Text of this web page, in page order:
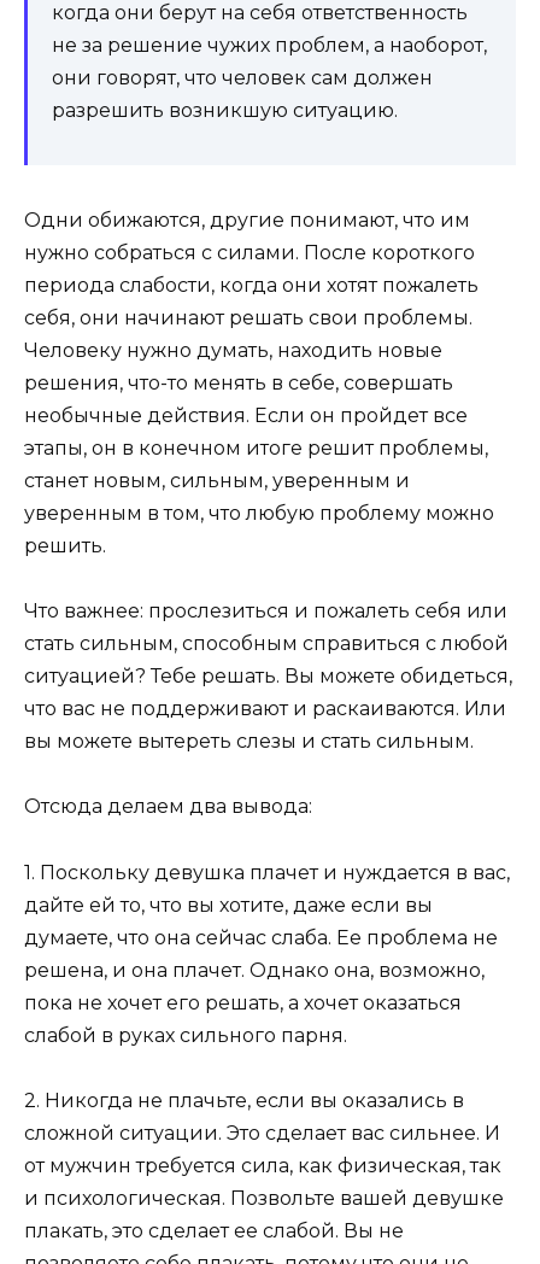
когда они берут на себя ответственность
не за решение чужих проблем, а наоборот,
они говорят, что человек сам должен
разрешить возникшую ситуацию.
Одни обижаются, другие понимают, что им
нужно собраться с силами. После короткого
периода слабости, когда они хотят пожалеть
себя, они начинают решать свои проблемы.
Человеку нужно думать, находить новые
решения, что-то менять в себе, совершать
необычные действия. Если он пройдет все
этапы, он в конечном итоге решит проблемы,
станет новым, сильным, уверенным и
уверенным в том, что любую проблему можно
решить.
Что важнее: прослезиться и пожалеть себя или
стать сильным, способным справиться с любой
ситуацией? Тебе решать. Вы можете обидеться,
что вас не поддерживают и раскаиваются. Или
вы можете вытереть слезы и стать сильным.
Отсюда делаем два вывода:
1. Поскольку девушка плачет и нуждается в вас,
дайте ей то, что вы хотите, даже если вы
думаете, что она сейчас слаба. Ее проблема не
решена, и она плачет. Однако она, возможно,
пока не хочет его решать, а хочет оказаться
слабой в руках сильного парня.
2. Никогда не плачьте, если вы оказались в
сложной ситуации. Это сделает вас сильнее. И
от мужчин требуется сила, как физическая, так
и психологическая. Позвольте вашей девушке
плакать, это сделает ее слабой. Вы не